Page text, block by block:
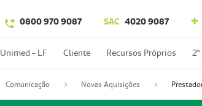
0800 970 9087 SAC 4020 9087
Unimed - LF Cliente Recursos Próprios
Comunicação Novas Aquisições